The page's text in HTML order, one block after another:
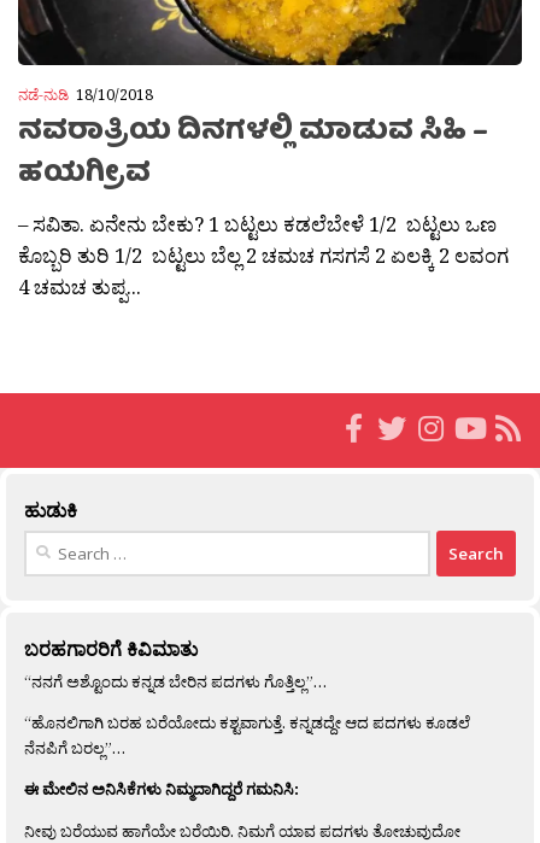
ನಡೆ-ನುಡಿ 18/10/2018
ನವರಾತ್ರಿಯ ದಿನಗಳಲ್ಲಿ ಮಾಡುವ ಸಿಹಿ –
ಹಯಗ್ರೀವ
– ಸವಿತಾ. ಏನೇನು ಬೇಕು? 1 ಬಟ್ಟಲು ಕಡಲೆಬೇಳೆ 1/2 ಬಟ್ಟಲು ಒಣ
ಕೊಬ್ಬರಿ ತುರಿ 1/2 ಬಟ್ಟಲು ಬೆಲ್ಲ 2 ಚಮಚ ಗಸಗಸೆ 2 ಏಲಕ್ಕಿ 2 ಲವಂಗ
4 ಚಮಚ ತುಪ್ಪ...
ಹುಡುಕಿ
Search
ಬರಹಗಾರರಿಗೆ ಕಿವಿಮಾತು
“ನನಗೆ ಅಶ್ಟೊಂದು ಕನ್ನಡ ಬೇರಿನ ಪದಗಳು ಗೊತ್ತಿಲ್ಲ”…
“ಹೊನಲಿಗಾಗಿ ಬರಹ ಬರೆಯೋದು ಕಶ್ಟವಾಗುತ್ತೆ. ಕನ್ನಡದ್ದೇ ಆದ ಪದಗಳು ಕೂಡಲೆ
ನೆನಪಿಗೆ ಬರಲ್ಲ”…
ಈ ಮೇಲಿನ ಅನಿಸಿಕೆಗಳು ನಿಮ್ಮದಾಗಿದ್ದರೆ ಗಮನಿಸಿ:
ನೀವು ಬರೆಯುವ ಹಾಗೆಯೇ ಬರೆಯಿರಿ. ನಿಮಗೆ ಯಾವ ಪದಗಳು ತೋಚುವುದೋ